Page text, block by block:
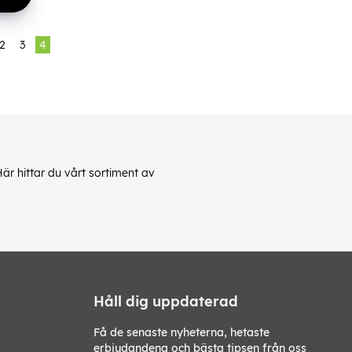
2 3 4
hittar du vårt sortiment av
Håll dig uppdaterad
Få de senaste nyheterna, hetaste
erbjudandena och bästa tipsen från oss